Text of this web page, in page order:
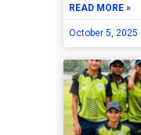
READ MORE »
October 5, 2025